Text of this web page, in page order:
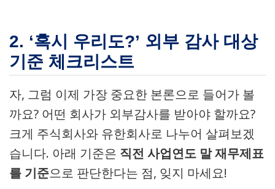
2. ‘혹시 우리도?’ 외부 감사 대상
기준 체크리스트
자, 그럼 이제 가장 중요한 본론으로 들어가 볼
까요? 어떤 회사가 외부감사를 받아야 할까요?
크게 주식회사와 유한회사로 나누어 살펴보겠
습니다. 아래 기준은 직전 사업연도 말 재무제표
를 기준으로 판단한다는 점, 잊지 마세요!